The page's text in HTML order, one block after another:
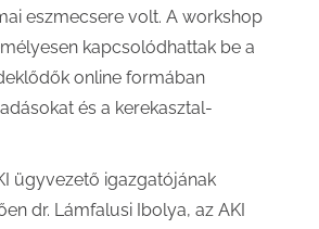
eszmecsere volt. A workshop
kapcsolódhattak be a
online formában
és a kerekasztal-
ügyvezető igazgatójának
dr. Lámfalusi Ibolya, az AKI